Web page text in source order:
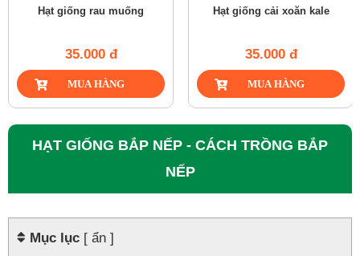
Hạt giống rau muống
35.000 đ
Hạt giống cải xoăn kale
35.000 đ
HẠT GIỐNG BẮP NẾP - CÁCH TRỒNG BẮP
NẾP
Mục lục [ ẩn ]